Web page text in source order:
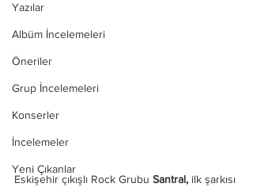
Yazılar
Albüm İncelemeleri
Öneriler
Grup İncelemeleri
Konserler
İncelemeler
Yeni Çıkanlar
Eskişehir çıkışlı Rock Grubu Santral, ilk şarkısı